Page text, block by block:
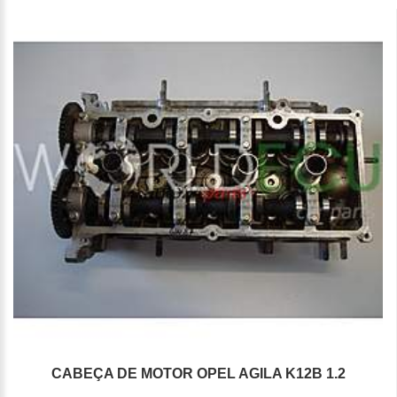
CABEÇA DE MOTOR OPEL AGILA K12B 1.2